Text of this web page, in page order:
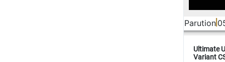
Parution
Ultimate
Variant